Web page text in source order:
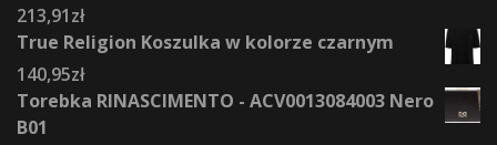
213,91zł
True Religion Koszulka w kolorze czarnym
140,95zł
Torebka RINASCIMENTO - ACV0013084003 Nero
B01